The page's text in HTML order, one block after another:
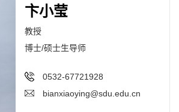
卞小莹
教授
博士/硕士生导师
0532-67721928
bianxiaoying@sdu.edu.cn